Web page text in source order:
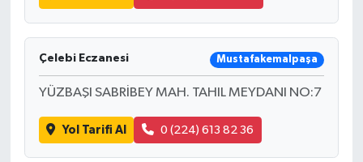
Çelebi Eczanesi Mustafakemalpaşa
YÜZBAŞI SABRİBEY MAH. TAHIL MEYDANI NO:7
Yol Tarifi Al 0 (224) 613 82 36